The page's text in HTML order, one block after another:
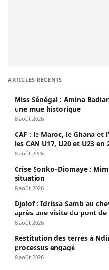
ARTICLES RÉCENTS
Miss Sénégal : Amina
une mue historique
8 août 2026
CAF : le Maroc, le Ghana et
les CAN U17, U20 et U23 en
8 août 2026
Crise Sonko–Diomaye :
situation
8 août 2026
Djolof : Idrissa Samb au
après une visite du pont de
8 août 2026
Restitution des terres à
processus engagé
8 août 2026